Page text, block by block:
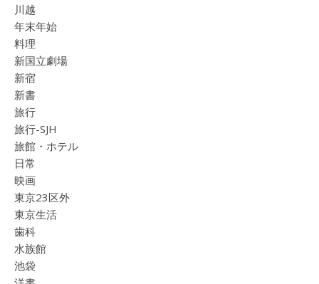
川越
年末年始
料理
新国立劇場
新宿
新書
旅行
旅行-SJH
旅館・ホテル
日常
映画
東京23区外
東京生活
歯科
水族館
池袋